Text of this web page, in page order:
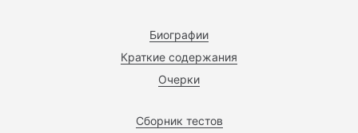
Биографии
Краткие содержания
Очерки
Сборник тестов